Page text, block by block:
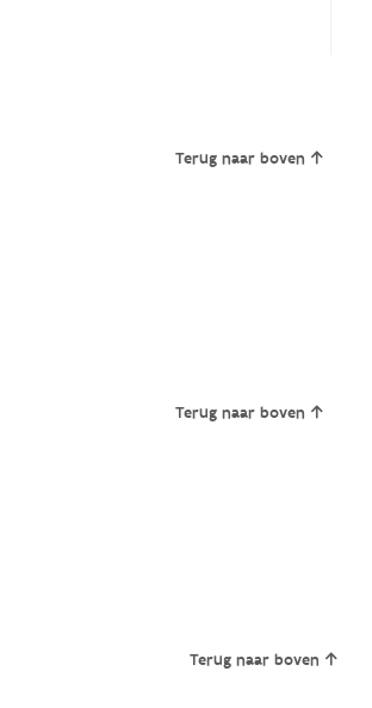
Terug naar boven
Terug naar boven
Terug naar boven